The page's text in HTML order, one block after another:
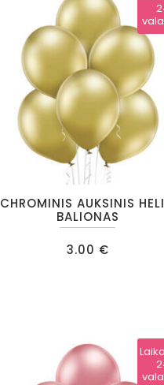
CHROMINIS AUKSINIS
BALIONAS
3.00 €